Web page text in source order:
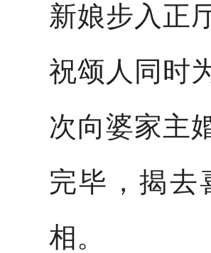
新娘步入正
祝颂人同时
次向婆家主
完毕，揭去
相。